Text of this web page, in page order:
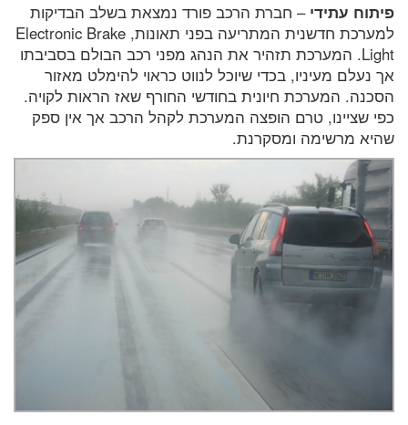
פיתוח עתידי – חברת הרכב פורד נמצאת בשלב הבדיקות
למערכת חדשנית המתריעה בפני תאונות, Electronic Brake
Light. המערכת תזהיר את הנהג מפני רכב הבולם בסביבתו
אך נעלם מעיניו, בכדי שיוכל לנווט כראוי להימלט מאזור
הסכנה. המערכת חיונית בחודשי החורף שאז הראות לקויה.
כפי שציינו, טרם הופצה המערכת לקהל הרכב אך אין ספק
שהיא מרשימה ומסקרנת.